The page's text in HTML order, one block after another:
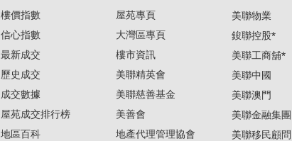
樓價指數
信心指數
最新成交
歷史成交
成交數據
屋苑成交排行榜
地區百科
屋苑專頁
大灣區專頁
樓市資訊
美聯精英會
美聯慈善基金
美善會
地產代理管理協會
美聯物業
鋑聯控股*
美聯工商舖*
美聯中國
美聯澳門
美聯金融集團
美聯移民顧問